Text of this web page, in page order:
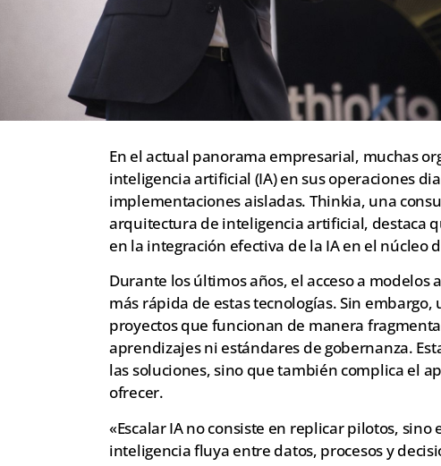
En el actual panorama empresarial, muchas
inteligencia artificial (IA) en sus operaciones
implementaciones aisladas. Thinkia, una
arquitectura de inteligencia artificial, destaca
en la integración efectiva de la IA en el núcleo
Durante los últimos años, el acceso a
más rápida de estas tecnologías. Sin
proyectos que funcionan de manera
aprendizajes ni estándares de gobernanza.
las soluciones, sino que también complica el
ofrecer.
«Escalar IA no consiste en replicar pilotos,
inteligencia fluya entre datos, procesos y